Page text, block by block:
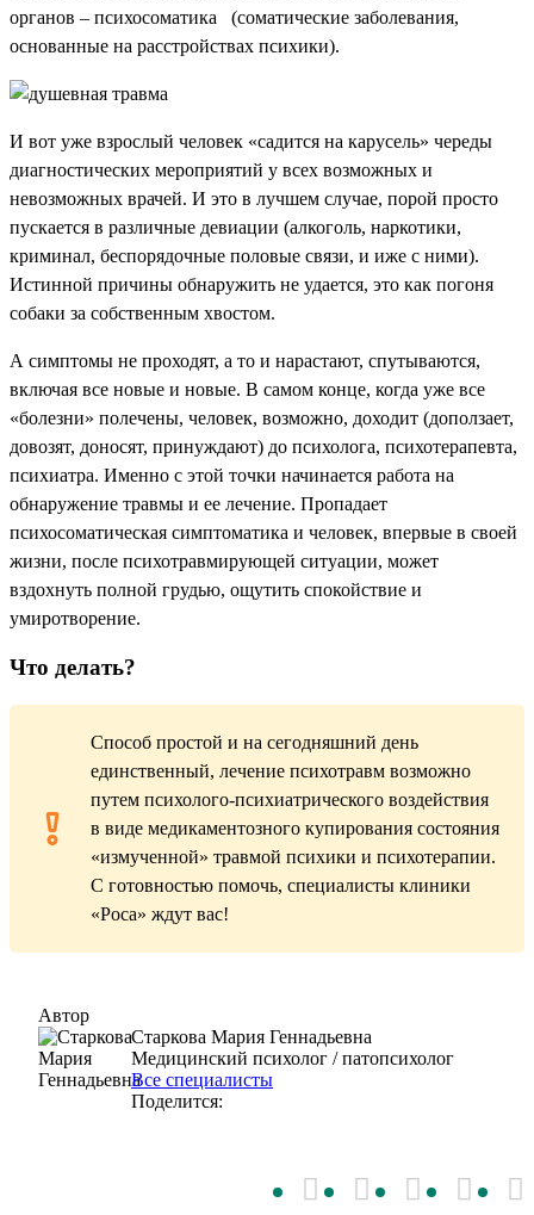
органов – психосоматика (соматические заболевания,
основанные на расстройствах психики).
И вот уже взрослый человек «садится на карусель» череды
диагностических мероприятий у всех возможных и
невозможных врачей. И это в лучшем случае, порой просто
пускается в различные девиации (алкоголь, наркотики,
криминал, беспорядочные половые связи, и иже с ними).
Истинной причины обнаружить не удается, это как погоня
собаки за собственным хвостом.
А симптомы не проходят, а то и нарастают, спутываются,
включая все новые и новые. В самом конце, когда уже все
«болезни» полечены, человек, возможно, доходит (доползает,
довозят, доносят, принуждают) до психолога, психотерапевта,
психиатра. Именно с этой точки начинается работа на
обнаружение травмы и ее лечение. Пропадает
психосоматическая симптоматика и человек, впервые в своей
жизни, после психотравмирующей ситуации, может
вздохнуть полной грудью, ощутить спокойствие и
умиротворение.
Что делать?
Способ простой и на сегодняшний день
единственный, лечение психотравм возможно
путем психолого-психиатрического воздействия
в виде медикаментозного купирования состояния
«измученной» травмой психики и психотерапии.
С готовностью помочь, специалисты клиники
«Роса» ждут вас!
Автор
Старкова Мария Геннадьевна
Медицинский психолог / патопсихолог
Все специалисты
Поделится: